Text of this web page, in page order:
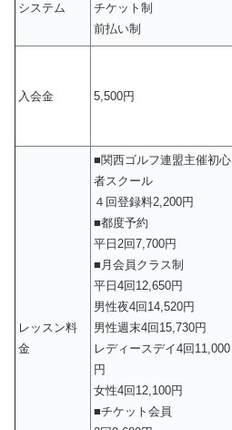
システム
チケット制
前払い制
入会金 5,500円
レッスン料
金
■関西ゴルフ連盟主催初心
者スクール
４回登録料2,200円
■都度予約
平日2回7,700円
■月会員クラス制
平日4回12,650円
男性夜4回14,520円
男性週末4回15,730円
レディースデイ4回11,000
円
女性4回12,100円
■チケット会員